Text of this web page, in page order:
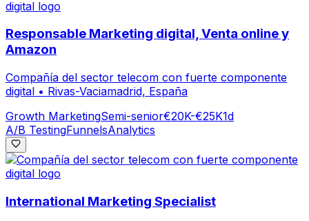
Responsable Marketing digital, Venta online y
Amazon
Compañía del sector telecom con fuerte componente
digital • Rivas-Vaciamadrid, España
Growth MarketingSemi-senior€20K-€25K1d
A/B TestingFunnelsAnalytics
International Marketing Specialist